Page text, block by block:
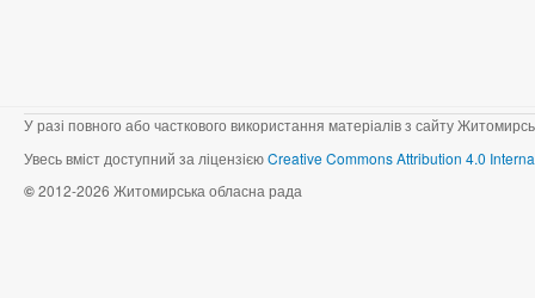
У разі повного або часткового використання матеріалів з сайту
Увесь вміст доступний за ліцензієюCreative Commons Attribution 4.0
©2012-2026 Житомирська обласна рада